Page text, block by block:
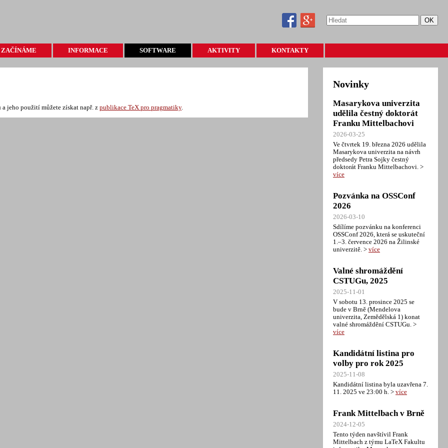
ZAČÍNÁME
TEXONWEB
INFORMACE
ZPRÁVY
SOFTWARE
TEX ARCHIV
AKTIVITY
AKCE
KONTAKTY
jeho použití můžete získat např. z publikace TeX pro pragmatiky.
Novinky
Masarykova univerzita
udělila čestný doktorát
Franku Mittelbachovi
2026-03-25
Ve čtvrtek 19. března 2026 udělila
Masarykova univerzita na návrh
předsedy Petra Sojky čestný
doktorát Franku Mittelbachovi. >
více
Pozvánka na OSSConf
2026
2026-03-10
Sdílíme pozvánku na konferenci
OSSConf 2026, která se uskuteční
1.–3. července 2026 na Žilinské
univerzitě. > více
Valné shromáždění
CSTUGu, 2025
2025-11-01
V sobotu 13. prosince 2025 se
bude v Brně (Mendelova
univerzita, Zemědělská 1) konat
valné shromáždění CSTUGu. >
více
Kandidátní listina pro
volby pro rok 2025
2025-11-08
Kandidátní listina byla uzavřena 7.
11. 2025 ve 23:00 h. > více
Frank Mittelbach v Brně
2024-12-05
Tento týden navštívil Frank
Mittelbach z týmu LaTeX Fakultu